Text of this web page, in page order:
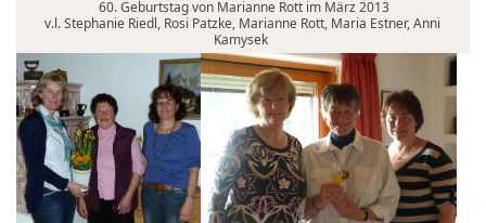
60. Geburtstag von Marianne Rott im März 2013
v.l. Stephanie Riedl, Rosi Patzke, Marianne Rott, Maria Estner, Anni
Kamysek